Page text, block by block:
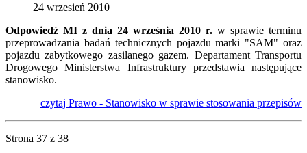
24 wrzesień 2010
Odpowiedź MI z dnia 24 września 2010 r. w sprawie terminu
przeprowadzania badań technicznych pojazdu marki "SAM" oraz
pojazdu zabytkowego zasilanego gazem. Departament Transportu
Drogowego Ministerstwa Infrastruktury przedstawia następujące
stanowisko.
czytaj Prawo - Stanowisko w sprawie stosowania przepisów
Strona 37 z 38